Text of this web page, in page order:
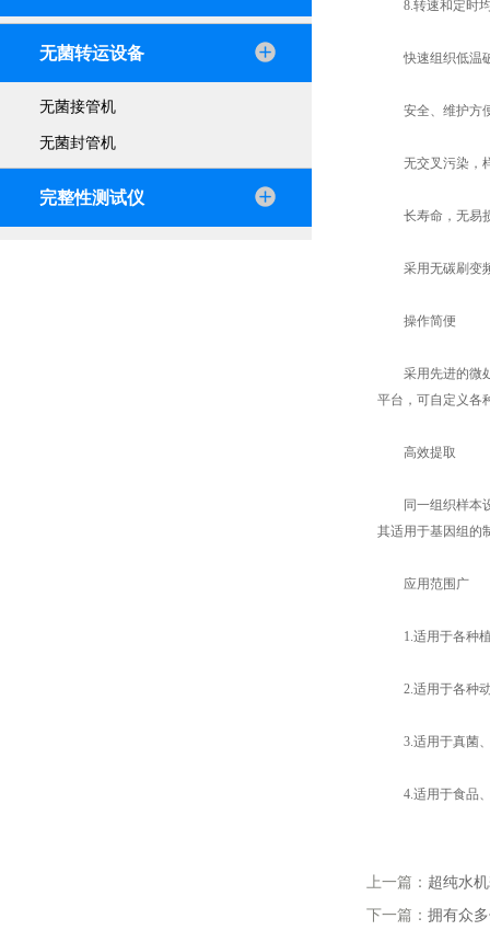
无菌转运设备
无菌接管机
无菌封管机
完整性测试仪
8.转速和定时均
快速组织低温破
安全、维护方
无交叉污染，样
长寿命，无易损
采用无碳刷变频
操作简便
采用先进的微处
平台，可自定义各
高效提取
同一组织样本设
其适用于基因组的
应用范围广
1.适用于各种植
2.适用于各种动
3.适用于真菌、
4.适用于食品、
上一篇： 超纯水
下一篇： 拥有众